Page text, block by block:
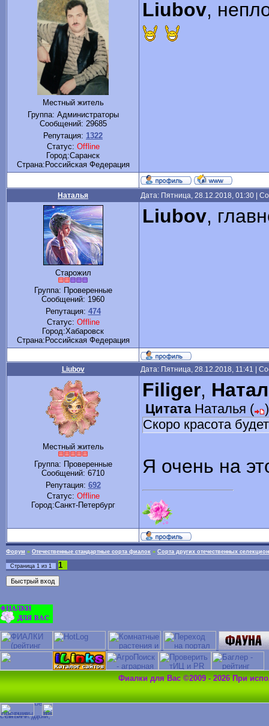
Местный житель
Группа: Администраторы
Сообщений: 29685
Репутация: 1322
Статус: Offline
Город:Саранск
Cтрана:Российская Федерация
Liubov,
Наталья Дата: Пятница, 28.12.2018, 01:30 |
Старожил
Группа: Проверенные
Сообщений: 1960
Репутация: 474
Статус: Offline
Город:Хабаровск
Cтрана:Российская Федерация
Liubov,
Liubov Дата: Пятница, 28.12.2018, 11:41 |
Местный житель
Группа: Проверенные
Сообщений: 6710
Репутация: 692
Статус: Offline
Город:Санкт-Петербург
Filiger,
Цитата Наталья ( )
Скоро красота
Я очень на
Форум » Отечественные стандартные сорта фиалок » Сорта других отечественных
Страница 1 из 1 1
Фиалки для Вас ©2009 - 2026 При